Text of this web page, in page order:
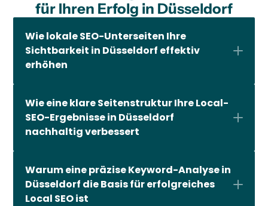
für Ihren Erfolg in Düsseldorf
Wie lokale SEO-Unterseiten Ihre
Sichtbarkeit in Düsseldorf effektiv
erhöhen
Wie eine klare Seitenstruktur Ihre Local-
SEO-Ergebnisse in Düsseldorf
nachhaltig verbessert
Warum eine präzise Keyword-Analyse in
Düsseldorf die Basis für erfolgreiches
Local SEO ist